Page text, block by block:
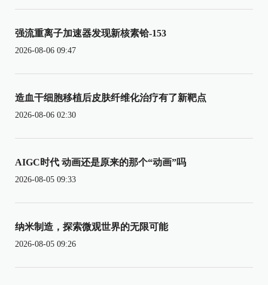
强流重离子加速器发现新核素铪-153
2026-08-06 09:47
造血干细胞移植后皮肤纤维化治疗有了新靶点
2026-08-06 02:30
AIGC时代 动画还是原来的那个“动画”吗
2026-08-05 09:33
纳米制造，探索微观世界的无限可能
2026-08-05 09:26